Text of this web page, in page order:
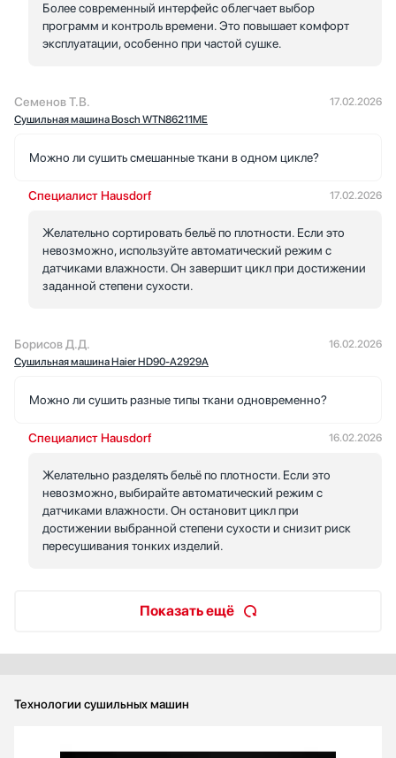
Более современный интерфейс облегчает выбор
программ и контроль времени. Это повышает комфорт
эксплуатации, особенно при частой сушке.
Семенов Т.В.
Сушильная машина Bosch WTN86211ME
17.02.2026
Можно ли сушить смешанные ткани в одном цикле?
Специалист Hausdorf 17.02.2026
Желательно сортировать бельё по плотности. Если это
невозможно, используйте автоматический режим с
датчиками влажности. Он завершит цикл при достижении
заданной степени сухости.
Борисов Д.Д.
Сушильная машина Haier HD90-A2929A
16.02.2026
Можно ли сушить разные типы ткани одновременно?
Специалист Hausdorf 16.02.2026
Желательно разделять бельё по плотности. Если это
невозможно, выбирайте автоматический режим с
датчиками влажности. Он остановит цикл при
достижении выбранной степени сухости и снизит риск
пересушивания тонких изделий.
Показать ещё
Технологии сушильных машин